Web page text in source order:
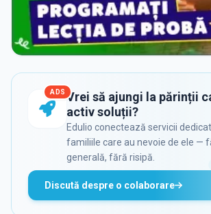
ADS Vrei să ajungi la părinții
activ soluții?
Edulio conectează servicii
familiile care au nevoie de ele —
generală, fără risipă.
Discută despre o colaborare